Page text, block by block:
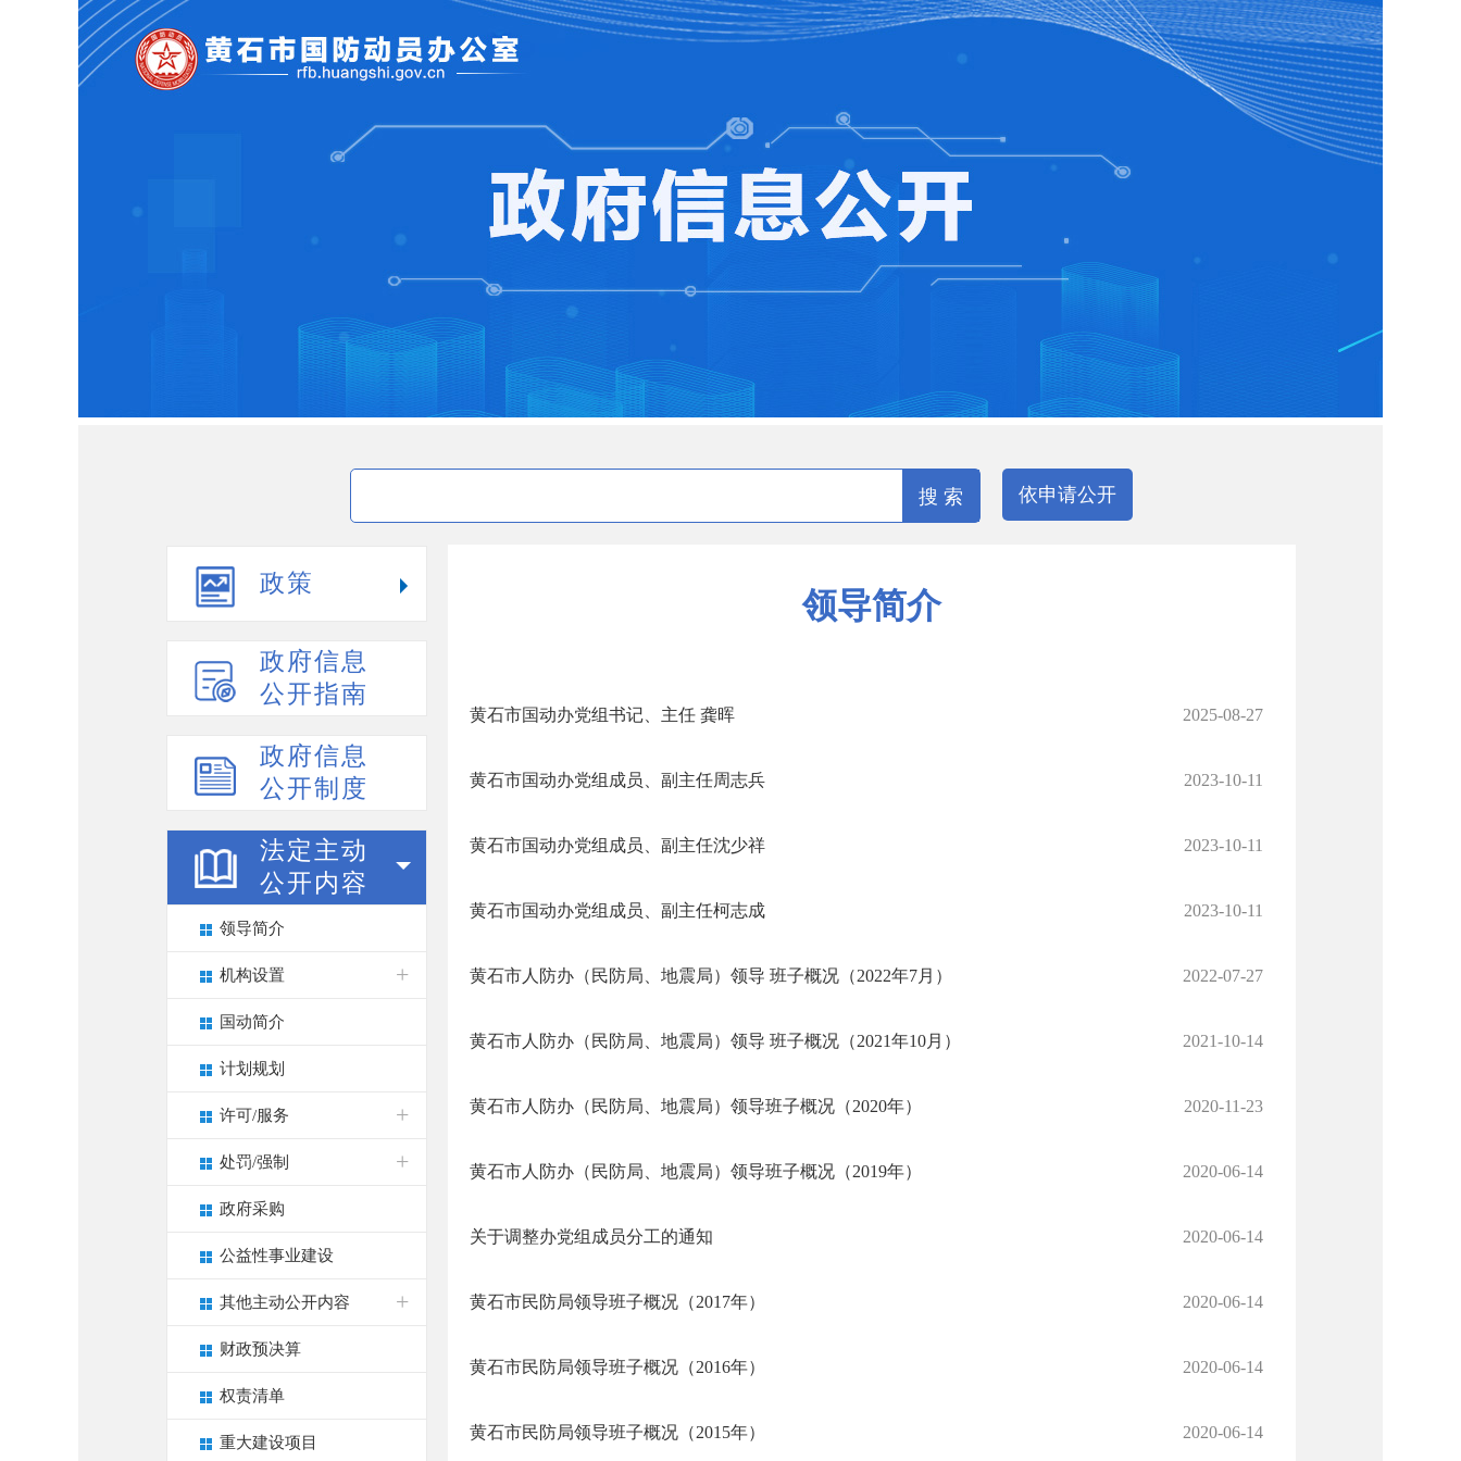
搜 索 依申请公开
政策
政府信息
公开指南
政府信息
公开制度
法定主动
公开内容
领导简介
机构设置
国动简介
计划规划
许可/服务
处罚/强制
政府采购
公益性事业建设
其他主动公开内容
财政预决算
权责清单
重大建设项目
领导简介
2025-08-27
黄石市国动办党组书记、主任 龚晖
2023-10-11
黄石市国动办党组成员、副主任周志兵
2023-10-11
黄石市国动办党组成员、副主任沈少祥
2023-10-11
黄石市国动办党组成员、副主任柯志成
2022-07-27
黄石市人防办（民防局、地震局）领导 班子概况（2022年7月）
2021-10-14
黄石市人防办（民防局、地震局）领导 班子概况（2021年10月）
2020-11-23
黄石市人防办（民防局、地震局）领导班子概况（2020年）
2020-06-14
黄石市人防办（民防局、地震局）领导班子概况（2019年）
2020-06-14
关于调整办党组成员分工的通知
2020-06-14
黄石市民防局领导班子概况（2017年）
2020-06-14
黄石市民防局领导班子概况（2016年）
2020-06-14
黄石市民防局领导班子概况（2015年）